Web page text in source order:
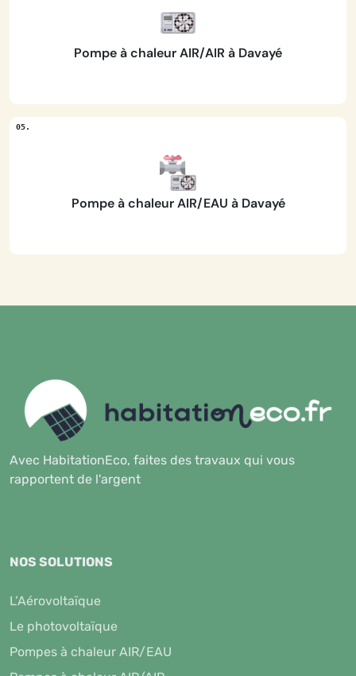
Pompe à chaleur AIR/AIR à Davayé
Pompe à chaleur AIR/EAU à Davayé
Avec HabitationEco, faites des travaux qui vous
rapportent de l'argent
NOS SOLUTIONS
L’Aérovoltaïque
Le photovoltaïque
Pompes à chaleur AIR/EAU